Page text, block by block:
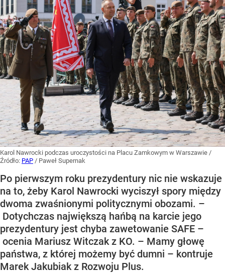
Karol Nawrocki podczas uroczystości na Placu Zamkowym w Warszawie /
Źródło: PAP / Paweł Supernak
Po pierwszym roku prezydentury nic nie wskazuje
na to, żeby Karol Nawrocki wyciszył spory między
dwoma zwaśnionymi politycznymi obozami. –
Dotychczas największą hańbą na karcie jego
prezydentury jest chyba zawetowanie SAFE –
ocenia Mariusz Witczak z KO. – Mamy głowę
państwa, z której możemy być dumni – kontruje
Marek Jakubiak z Rozwoju Plus.